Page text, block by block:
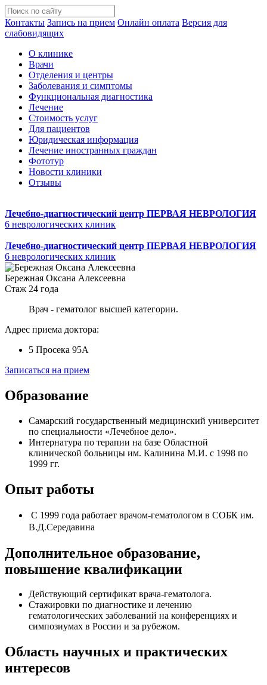
Контакты Запись на прием Онлайн оплата Версия для
слабовидящих
О клинике
Врачи
Отделения и центры
Заболевания и симптомы
Функциональная диагностика
Лечение
Стоимость услуг
Для пациентов
Юридическая информация
Лечение иностранных граждан
Фототур
Новости клиники
Отзывы
Лечебно-диагностический центр ПЕРВАЯ НЕВРОЛОГИЯ
6 неврологических клиник
Лечебно-диагностический центр ПЕРВАЯ НЕВРОЛОГИЯ
6 неврологических клиник
Бережная Оксана Алексеевна
Стаж 24 года
Врач - гематолог высшей категории.
Адрес приема доктора:
5 Просека 95А
Записаться на прием
Образование
Самарский государственный медицинский университет
по специальности «Лечебное дело».
Интернатура по терапии на базе Областной
клинической больницы им. Калинина М.И. с 1998 по
1999 гг.
Опыт работы
С 1999 года работает врачом-гематологом в СОБК им.
В.Д.Середавина
Дополнительное образование,
повышение квалификации
Действующий сертификат врача-гематолога.
Стажировки по диагностике и лечению
гематологических заболеваний на конференциях и
симпозиумах в России и за рубежом.
Область научных и практических
интересов